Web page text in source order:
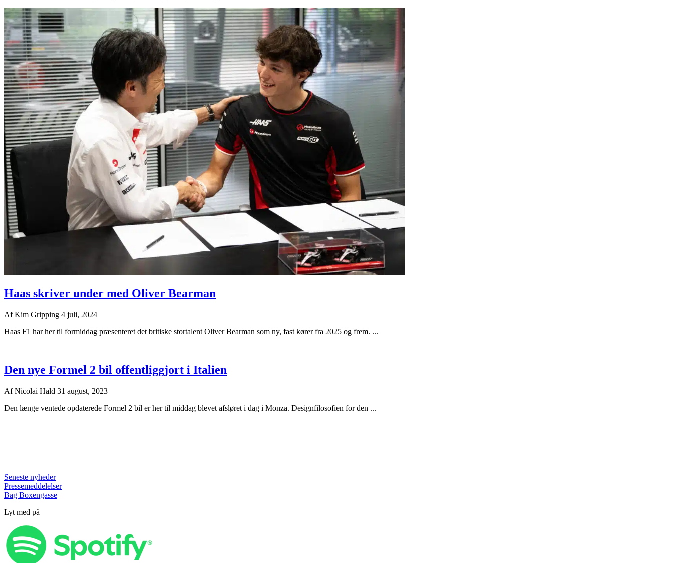
Haas skriver under med Oliver Bearman
AfKim Gripping 4 juli, 2024
Haas F1 har her til formiddag præsenteret det britiske stortalent Oliver Bearman som ny, fast kører fra 2025 og frem. ...
Den nye Formel 2 bil offentliggjort i Italien
AfNicolai Hald 31 august, 2023
Den længe ventede opdaterede Formel 2 bil er her til middag blevet afsløret i dag i Monza. Designfilosofien for den ...
Seneste nyheder
Pressemeddelelser
Bag Boxengasse
Lyt med på